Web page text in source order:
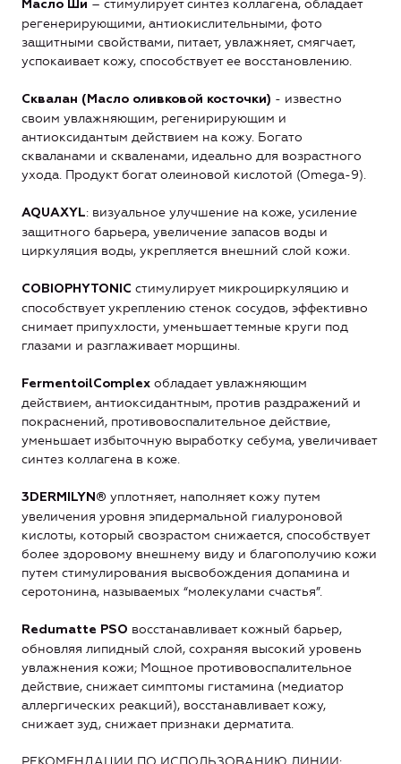
Масло Ши – стимулирует синтез коллагена, обладает
регенерирующими, антиокислительными, фото
защитными свойствами, питает, увлажняет, смягчает,
успокаивает кожу, способствует ее восстановлению.
Сквалан (Масло оливковой косточки) - известно
своим увлажняющим, регенирирующим и
антиоксидантым действием на кожу. Богато
скваланами и скваленами, идеально для возрастного
ухода. Продукт богат олеиновой кислотой (Оmega-9).
AQUAXYL: визуальное улучшение на коже, усиление
защитного барьера, увеличение запасов воды и
циркуляция воды, укрепляется внешний слой кожи.
COBIOPHYTONIC стимулирует микроциркуляцию и
способствует укреплению стенок сосудов, эффективно
снимает припухлости, уменьшает темные круги под
глазами и разглаживает морщины.
FermentoilComplex обладает увлажняющим
действием, антиоксидантным, против раздражений и
покраснений, противовоспалительное действие,
уменьшает избыточную выработку себума, увеличивает
синтез коллагена в коже.
3DERMILYN® уплотняет, наполняет кожу путем
увеличения уровня эпидермальной гиалуроновой
кислоты, который свозрастом снижается, способствует
более здоровому внешнему виду и благополучию кожи
путем стимулирования высвобождения допамина и
серотонина, называемых “молекулами счастья”.
Redumatte PSO восстанавливает кожный барьер,
обновляя липидный слой, сохраняя высокий уровень
увлажнения кожи; Мощное противовоспалительное
действие, снижает симптомы гистамина (медиатор
аллергических реакций), восстанавливает кожу,
снижает зуд, снижает признаки дерматита.